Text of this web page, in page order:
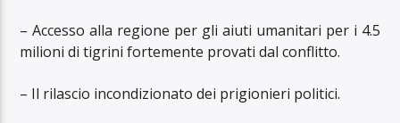
– Accesso alla regione per gli aiuti umanitari per i 4.5
milioni di tigrini fortemente provati dal conflitto.
– Il rilascio incondizionato dei prigionieri politici.